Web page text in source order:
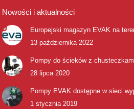
Nowości i aktualności
Europejski magazyn EVAK na
13 października 2022
Pompy do ścieków z
28 lipca 2020
Pompy EVAK dostępne w sieci
1 stycznia 2019